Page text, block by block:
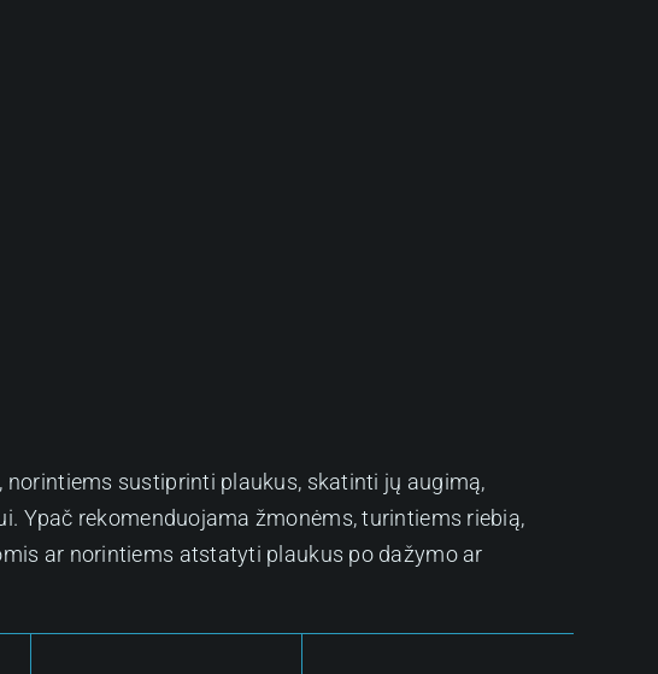
sustiprinti plaukus, skatinti jų augimą,
Ypač rekomenduojama žmonėms, turintiems riebią,
ar norintiems atstatyti plaukus po dažymo ar